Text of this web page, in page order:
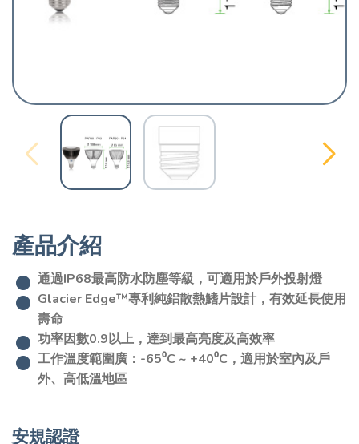
產品介紹
通過IP68最高防水防塵等級，可適用於戶外投射燈
Glacier Edge™專利純鋁散熱鰭片設計，有效延長使用
壽命
功率因數0.9以上，達到最高亮度及高效率
工作溫度範圍廣：-65⁰C ~ +40⁰C，適用於室內及戶
外、高低溫地區
安規認證